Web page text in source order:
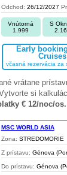
Odchod: 26/12/2027
Vnútorná
1.999
S
Early
Cruises
včasná rezervácia za
vrátane
si
€ 12/noc/
MSC WORLD ASIA
Zona: STREDOMORIE
Z prístavu: Génova
Do prístavu: Génova